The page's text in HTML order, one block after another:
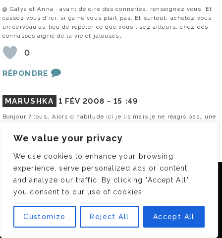
We value your privacy
We use cookies to enhance your browsing
experience, serve personalized ads or content,
and analyze our traffic. By clicking "Accept All",
you consent to our use of cookies.
Customize Reject All Accept All
@ Galya et Anna : avant de dire des conneries, renseignez vous. Et
cassez vous d’ici, si ça ne vous plait pas. Et surtout, achetez vous
un cerveau au lieu de répéter ce que vous lisez ailleurs, chez des
connasses aigrie de la vie et jalouses…
0
RÉPONDRE
MARUSHKA 1 FÉV 2008 -15 :49
Bonjour ? tous… Alors d’habitude ici je lis mais je ne réagis pas… une
chaussures sont vraiment super confortables, effectivement (j’ai 4
paires et une 5ème qui arrive bientôt), même avec 8 cm de talon.
Même que c’est vrai. Et pour la prononciation: c’est "tchié", c? d
"Chie" prononcé ? l’espagnole, et l’info me vient directement du
commercial qui s’occupe des commandes en ligne sur leur site, que
j’ai eu au téléphone hier et ? qui j’avais posé la question puisque
personne ne semble d’accord…
0
RÉPONDRE
Nous utilisons des cookies pour vous garantir la meilleure
expérience sur notre site. Si vous continuez à utiliser ce
dernier, nous considérerons que vous acceptez l'utilisation des
cookies.
OK